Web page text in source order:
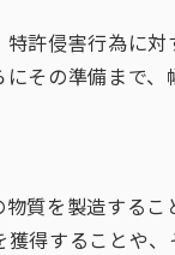
許侵害行為に対
その準備まで、
質を製造するこ
得することや